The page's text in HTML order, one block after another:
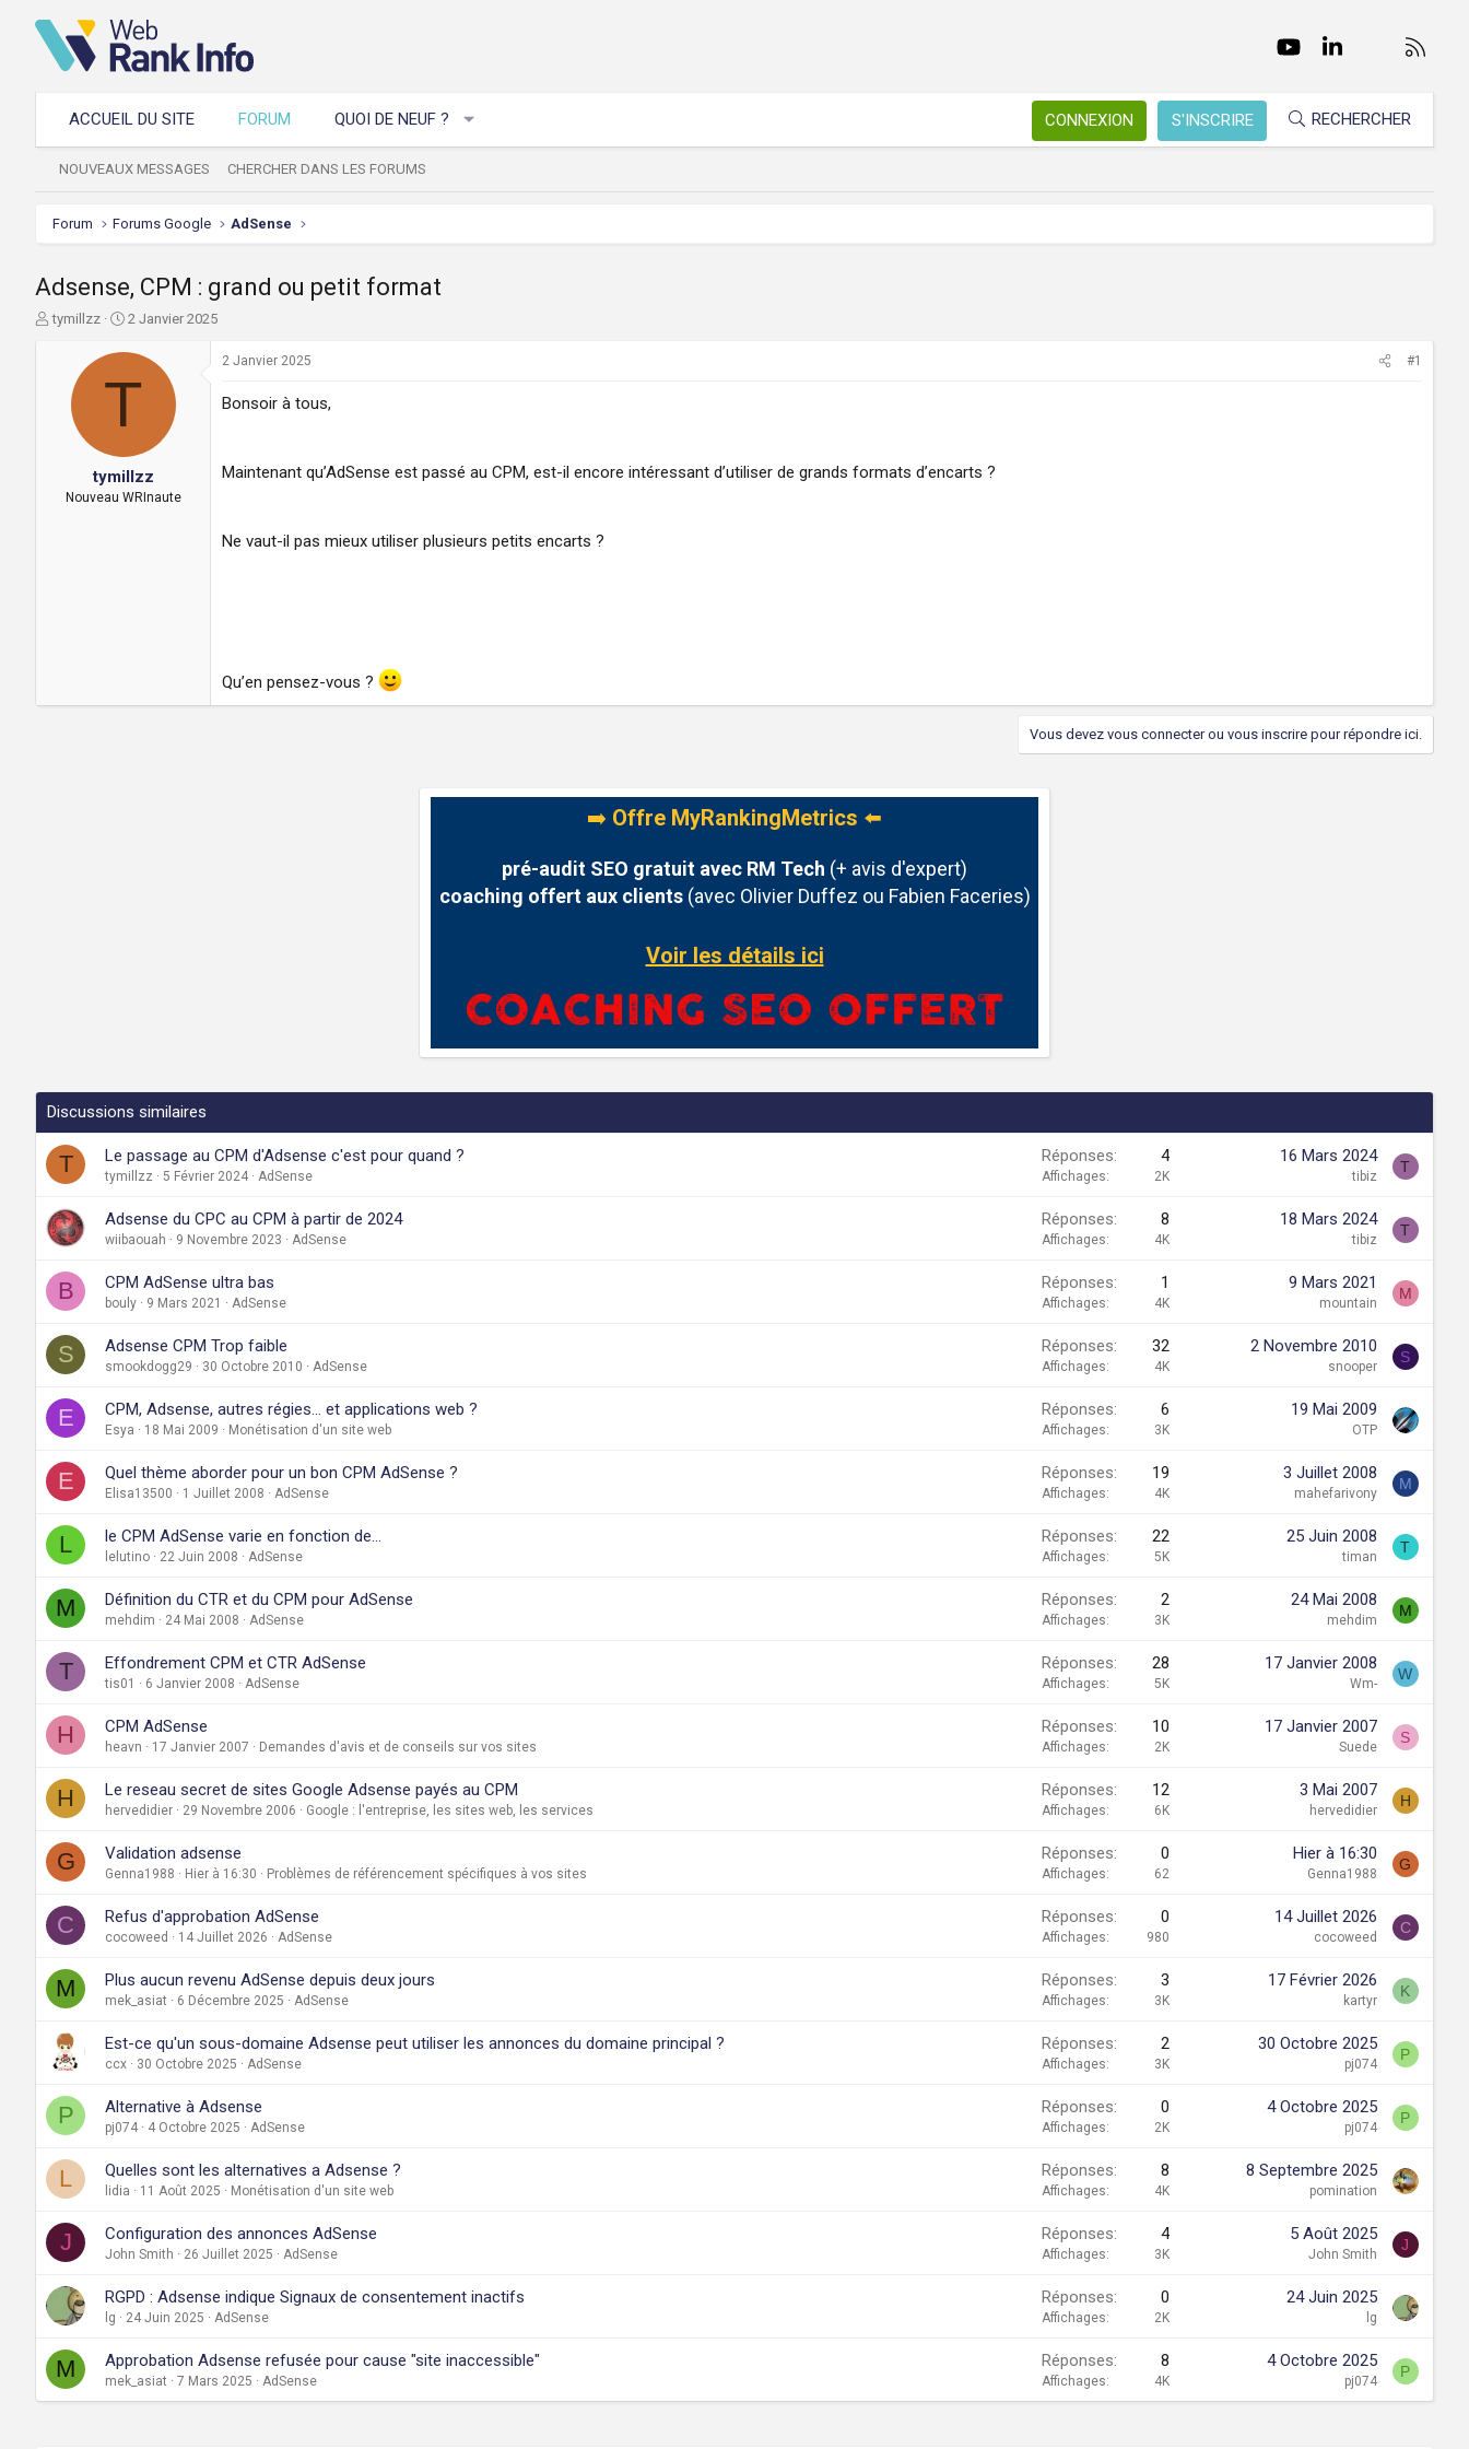
FacebookTwitter youtubeLinkedInNous
ACCUEIL DU SITE FORUM QUOI DE NEUF ? CONNEXION S'INSCRIRE RECHERCHER
NOUVEAUX MESSAGES CHERCHER DANS LES FORUMS
Forum Forums Google AdSense
Adsense, CPM : grand ou petit format
A
tymillzz
D
t
é
b
u
2 Janvier 2025
T
tymillzz
Nouveau WRInaute
2 Janvier 2025 #1
Bonsoir à tous,
Maintenant qu’AdSense est passé au CPM, est-il encore intéressant d’utiliser de grands formats d’encarts ?
Ne vaut-il pas mieux utiliser plusieurs petits encarts ?
Qu’en pensez-vous ?
Vous devez vous connecter ou vous inscrire pour répondre ici.
➡️ Offre MyRankingMetrics ⬅️
pré-audit SEO gratuit avec RM Tech (+ avis d'expert)
coaching offert aux clients(avec Olivier Duffez ou Fabien Faceries)
Voir les détails ici
Discussions similaires
T Le passage au CPM d'Adsense c'est pour quand ?
tymillzz 5 Février 2024 AdSense
Réponses 4
Affichages 2K
16 Mars 2024
tibiz
T
Adsense du CPC au CPM à partir de 2024
wiibaouah 9 Novembre 2023 AdSense
Réponses 8
Affichages 4K
18 Mars 2024
tibiz
T
B CPM AdSense ultra bas
bouly 9 Mars 2021 AdSense
Réponses 1
Affichages 4K
9 Mars 2021
mountain
M
S Adsense CPM Trop faible
smookdogg29 30 Octobre 2010 AdSense
Réponses 32
Affichages 4K
2 Novembre 2010
snooper
S
E CPM, Adsense, autres régies... et applications web ?
Esya 18 Mai 2009 Monétisation d'un site web
Réponses 6
Affichages 3K
19 Mai 2009
OTP
E Quel thème aborder pour un bon CPM AdSense ?
Elisa13500 1 Juillet 2008 AdSense
Réponses 19
Affichages 4K
3 Juillet 2008
mahefarivony
M
L le CPM AdSense varie en fonction de...
lelutino 22 Juin 2008 AdSense
Réponses 22
Affichages 5K
25 Juin 2008
timan
T
M Définition du CTR et du CPM pour AdSense
mehdim 24 Mai 2008 AdSense
Réponses 2
Affichages 3K
24 Mai 2008
mehdim
M
T Effondrement CPM et CTR AdSense
tis01 6 Janvier 2008 AdSense
Réponses 28
Affichages 5K
17 Janvier 2008
Wm-
W
H CPM AdSense
heavn 17 Janvier 2007 Demandes d'avis et de conseils sur vos sites
Réponses 10
Affichages 2K
17 Janvier 2007
Suede
S
H Le reseau secret de sites Google Adsense payés au CPM
hervedidier 29 Novembre 2006 Google : l'entreprise, les sites web, les services
Réponses 12
Affichages 6K
3 Mai 2007
hervedidier
H
G Validation adsense
Genna1988 Hier à 16:30 Problèmes de référencement spécifiques à vos sites
Réponses 0
Affichages 62
Hier à 16:30
Genna1988
G
C Refus d'approbation AdSense
cocoweed 14 Juillet 2026 AdSense
Réponses 0
Affichages 980
14 Juillet 2026
cocoweed
C
M Plus aucun revenu AdSense depuis deux jours
mek_asiat 6 Décembre 2025 AdSense
Réponses 3
Affichages 3K
17 Février 2026
kartyr
K
Est-ce qu'un sous-domaine Adsense peut utiliser les annonces du domaine principal ?
ccx 30 Octobre 2025 AdSense
Réponses 2
Affichages 3K
30 Octobre 2025
pj074
P
P Alternative à Adsense
pj074 4 Octobre 2025 AdSense
Réponses 0
Affichages 2K
4 Octobre 2025
pj074
P
L Quelles sont les alternatives a Adsense ?
lidia 11 Août 2025 Monétisation d'un site web
Réponses 8
Affichages 4K
8 Septembre 2025
pomination
J Configuration des annonces AdSense
John Smith 26 Juillet 2025 AdSense
Réponses 4
Affichages 3K
5 Août 2025
John Smith
J
RGPD : Adsense indique Signaux de consentement inactifs
lg 24 Juin 2025 AdSense
Réponses 0
Affichages 2K
24 Juin 2025
lg
M Approbation Adsense refusée pour cause "site inaccessible"
mek_asiat 7 Mars 2025 AdSense
Réponses 8
Affichages 4K
4 Octobre 2025
pj074
P